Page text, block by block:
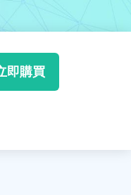
即購買